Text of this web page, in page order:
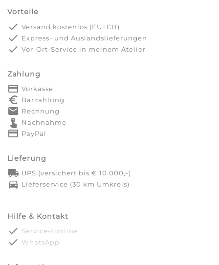
Vorteile
done Versand kostenlos (EU+CH)
done Express- und Auslandslieferungen
done Vor-Ort-Service in meinem Atelier
Zahlung
payment Vorkasse
euro_symbol Barzahlung
markunread Rechnung
touch_app Nachnahme
credit_card PayPal
Lieferung
local_shipping UPS (versichert bis € 10.000,-)
directions_car Lieferservice (30 km Umkreis)
Hilfe & Kontakt
done Service-Hotline
done WhatsApp